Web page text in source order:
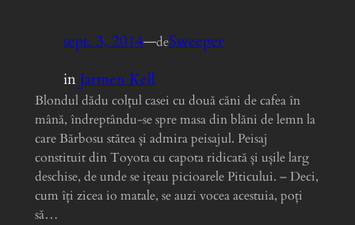
sept. 3, 2014—deSweeper
inJarmen Kell
Blondul dădu colțul casei cu două căni de cafea în
mână, îndreptându-se spre masa din blăni de lemn la
care Bărbosu stătea și admira peisajul. Peisaj
constituit din Toyota cu capota ridicată și ușile larg
deschise, de unde se ițeau picioarele Piticului. – Deci,
cum îți zicea io matale, se auzi vocea acestuia, poți
să…